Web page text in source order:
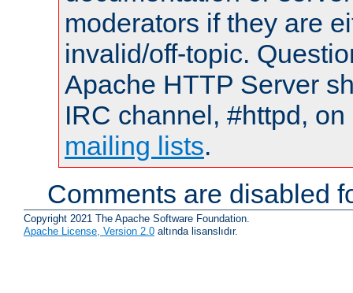
moderators if they are
invalid/off-topic.
Apache HTTP Server
IRC channel, #httpd,
mailing lists.
Comments are disabled
Copyright 2021 The Apache Software Foundation.
Apache License, Version 2.0 altında lisanslıdır.